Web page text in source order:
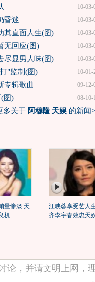
10-03-
10-03-
昏迷
10-03-
其直面人生(图)
10-03-
无回应(图)
10-03-
尽显男人味(图)
10-01-
"监制(图)
09-12-
专辑歌曲
08-10-
图)
多关于 阿穆隆 天娱的新闻
量惨淡 天
机
江映蓉享受艺人
齐李宇春效忠天